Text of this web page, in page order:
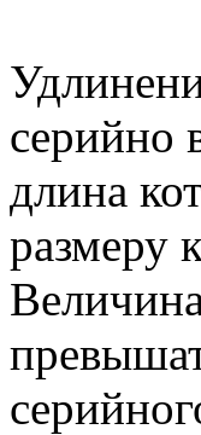
серийно
длина
размеру